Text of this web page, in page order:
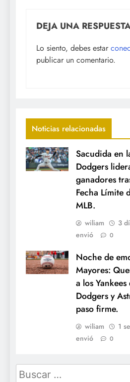
DEJA UNA
Lo siento, debes estar
publicar un comentario.
Noticias relacionadas
Sacudida en
Dodgers
ganadores
Fecha Límite
MLB.
wiliam
3
envió
0
Noche de
Mayores:
a los Yankees
Dodgers y
paso firme.
wiliam
1
envió
0
Buscar: